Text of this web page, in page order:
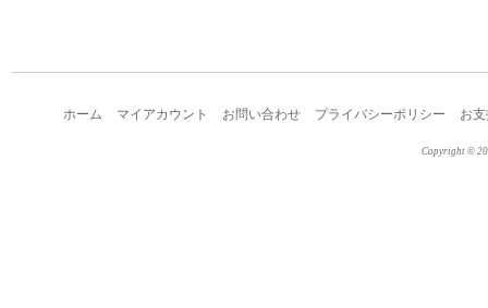
ホーム マイアカウント お問い合わせ プライバシーポリシー お
Copyright ©